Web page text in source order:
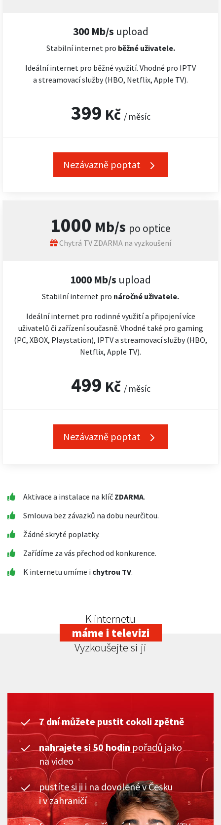
300 Mb/s upload
Stabilní internet pro běžné uživatele.
Ideální internet pro běžné využití. Vhodné pro IPTV
a streamovací služby (HBO, Netflix, Apple TV).
399 Kč / měsíc
Nezávazně poptat
1000 Mb/s po optice
Chytrá TV ZDARMA na vyzkoušení
1000 Mb/s upload
Stabilní internet pro náročné uživatele.
Ideální internet pro rodinné využití a připojení více
uživatelů či zařízení současně. Vhodné také pro gaming
(PC, XBOX, Playstation), IPTV a streamovací služby (HBO,
Netflix, Apple TV).
499 Kč / měsíc
Nezávazně poptat
Aktivace a instalace na klíč ZDARMA.
Smlouva bez závazků na dobu neurčitou.
Žádné skryté poplatky.
Zařídíme za vás přechod od konkurence.
K internetu umíme i chytrou TV.
K internetu
máme i televizi
Vyzkoušejte si ji
7 dní můžete pustit cokoli zpětně
nahrajete si 50 hodin pořadů jako
na video
pustíte si ji i na dovolené v Česku
i v zahraničí